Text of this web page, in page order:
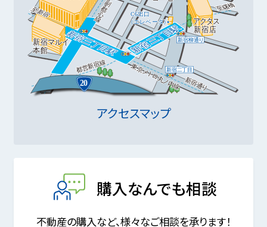
アクセスマップ
購入なんでも相談
不動産の購入など、様々なご相談を承ります！